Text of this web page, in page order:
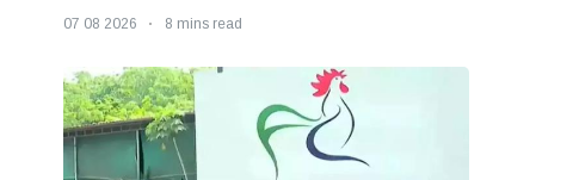
07 08 2026 8 mins read